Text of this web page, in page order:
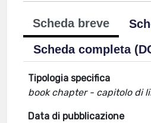
Scheda breve
Scheda completa
Tipologia specifica
book chapter - capitolo di
Data di pubblicazione